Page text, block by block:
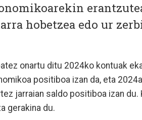
hobetzea edo ur
onartu ditu 2024ko kontuak
positiboa izan da, eta
jarraian saldo positiboa izan
gerakina du.